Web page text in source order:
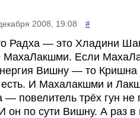
2008, 19:08 #
Радха — это Хладини
МахаЛакшми. Если
Вишну — то
есть. И Махалакшми и
повелитель трёх гун не
он по сути Вишну. А раз в